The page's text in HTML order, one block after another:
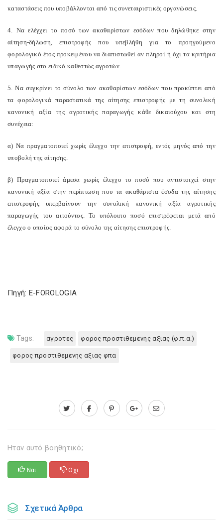
καταστάσεις που υποβάλλονται από τις συνεταιριστικές οργανώσεις.
4. Να ελέγχει το ποσό των ακαθαρίστων εσόδων που δηλώθηκε στην
αίτηση-δήλωση, επιστροφής που υπεβλήθη για το προηγούμενο
φορολογικό έτος προκειμένου να διαπιστωθεί αν πληροί ή όχι τα κριτήρια
υπαγωγής στο ειδικό καθεστώς αγροτών.
5. Να συγκρίνει το σύνολο των ακαθαρίστων εσόδων που προκύπτει από
τα φορολογικά παραστατικά της αίτησης επιστροφής με τη συνολική
κανονική αξία της αγροτικής παραγωγής κάθε δικαιούχου και στη
συνέχεια:
α) Να πραγματοποιεί χωρίς έλεγχο την επιστροφή, εντός μηνός από την
υποβολή της αίτησης.
β) Πραγματοποιεί άμεσα χωρίς έλεγχο το ποσό που αντιστοιχεί στην
κανονική αξία στην περίπτωση που τα ακαθάριστα έσοδα της αίτησης
επιστροφής υπερβαίνουν την συνολική κανονική αξία αγροτικής
παραγωγής του αιτούντος. Το υπόλοιπο ποσό επιστρέφεται μετά από
έλεγχο ο οποίος αφορά το σύνολο της αίτησης επιστροφής.
Πηγή: E-FOROLOGIA
Tags: αγροτες φορος προστιθεμενης αξιας (φ.π.α.)
φορος προστιθεμενης αξιας φπα
Ηταν αυτό βοηθητικό;
Ναι Οχι
Σχετικά Άρθρα